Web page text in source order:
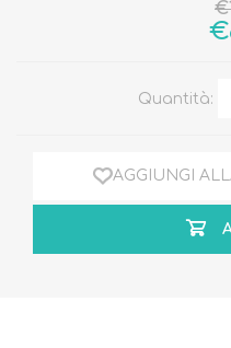
Quantità:
AGGIUNGI